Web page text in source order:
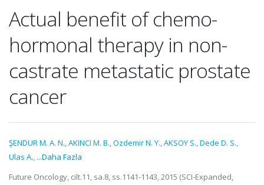
Actual benefit of chemo-
hormonal therapy in non-
castrate metastatic prostate
cancer
ŞENDUR M. A. N.,AKINCI M. B.,Ozdemir N. Y.,AKSOY S.,Dede D. S.,
Ulas A., ...Daha Fazla
Future Oncology, cilt.11, sa.8, ss.1141-1143, 2015 (SCI-Expanded,